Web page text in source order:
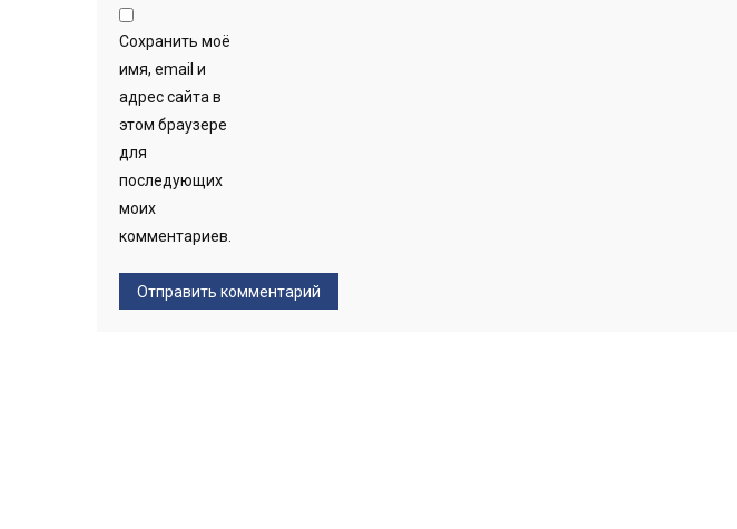
Сохранить моё
имя, email и
адрес сайта в
этом браузере
для
последующих
моих
комментариев.